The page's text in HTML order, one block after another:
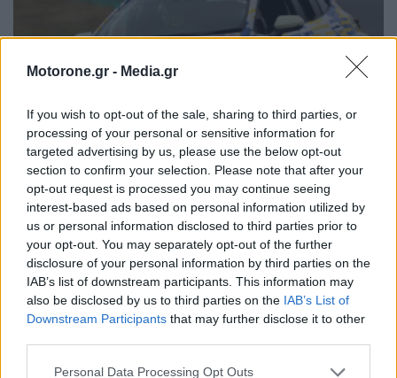
Motorone.gr - Media.gr
If you wish to opt-out of the sale, sharing to third parties, or
processing of your personal or sensitive information for
targeted advertising by us, please use the below opt-out
section to confirm your selection. Please note that after your
opt-out request is processed you may continue seeing
interest-based ads based on personal information utilized by
us or personal information disclosed to third parties prior to
your opt-out. You may separately opt-out of the further
disclosure of your personal information by third parties on the
IAB’s list of downstream participants. This information may
also be disclosed by us to third parties on the IAB’s List of
Downstream Participants that may further disclose it to other
Personal Data Processing Opt Outs
Η Toyota επεκτείνει τις δυνατότητες του
υγρού υδρογόνου
NEWSROOM 8.12.2024
ΠΑΛΑΙΌΤΕΡΑ ΆΡΘΡΑ